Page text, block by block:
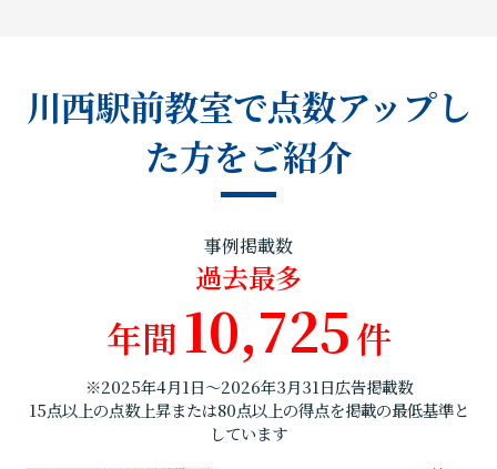
川西駅前教室で点数アップし
た方をご紹介
事例掲載数
過去最多
年間 10,725件
※2025年4月1日～2026年3月31日広告掲載数
15点以上の点数上昇または80点以上の得点を掲載の最低基準と
しています